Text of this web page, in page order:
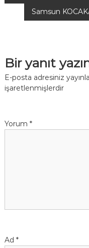
Samsun
Bir yanıt
E-posta adresiniz
işaretlenmişlerdir
Yorum *
Ad *